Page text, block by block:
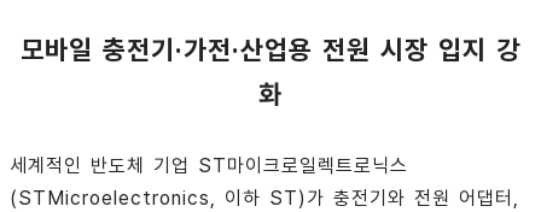
모바일 충전기·가전·산업용 전원 시장 입지 강
화
세계적인 반도체 기업 ST마이크로일렉트로닉스
(STMicroelectronics, 이하 ST)가 충전기와 전원 어댑터,